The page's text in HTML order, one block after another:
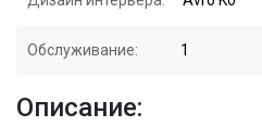
Обслуживание: 1
Описание: